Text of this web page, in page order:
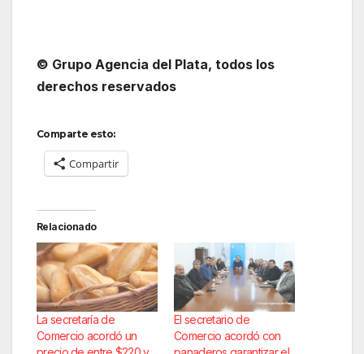
© Grupo Agencia del Plata, todos los
derechos reservados
Comparte esto:
Compartir
Relacionado
La secretaría de
Comercio acordó un
El secretario de
Comercio acordó con